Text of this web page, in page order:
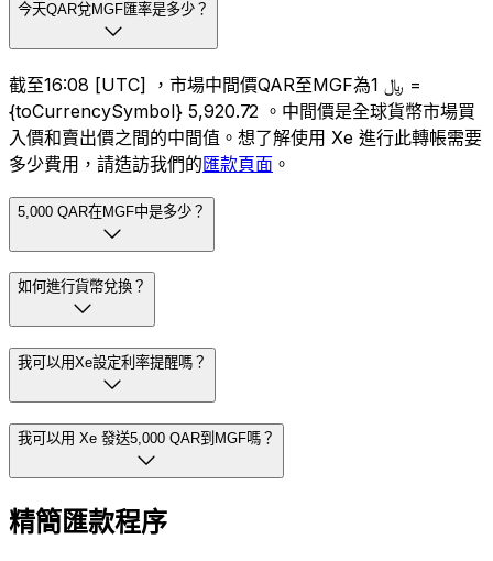
今天QAR兌MGF匯率是多少？
截至16:08 [UTC] ，市場中間價QAR至MGF為﷼ 1 =
{toCurrencySymbol} 5,920.72 。中間價是全球貨幣市場買
入價和賣出價之間的中間值。想了解使用 Xe 進行此轉帳需要
多少費用，請造訪我們的匯款頁面 。
5,000 QAR在MGF中是多少？
如何進行貨幣兌換？
我可以用Xe設定利率提醒嗎？
我可以用 Xe 發送5,000 QAR到MGF嗎？
精簡匯款程序